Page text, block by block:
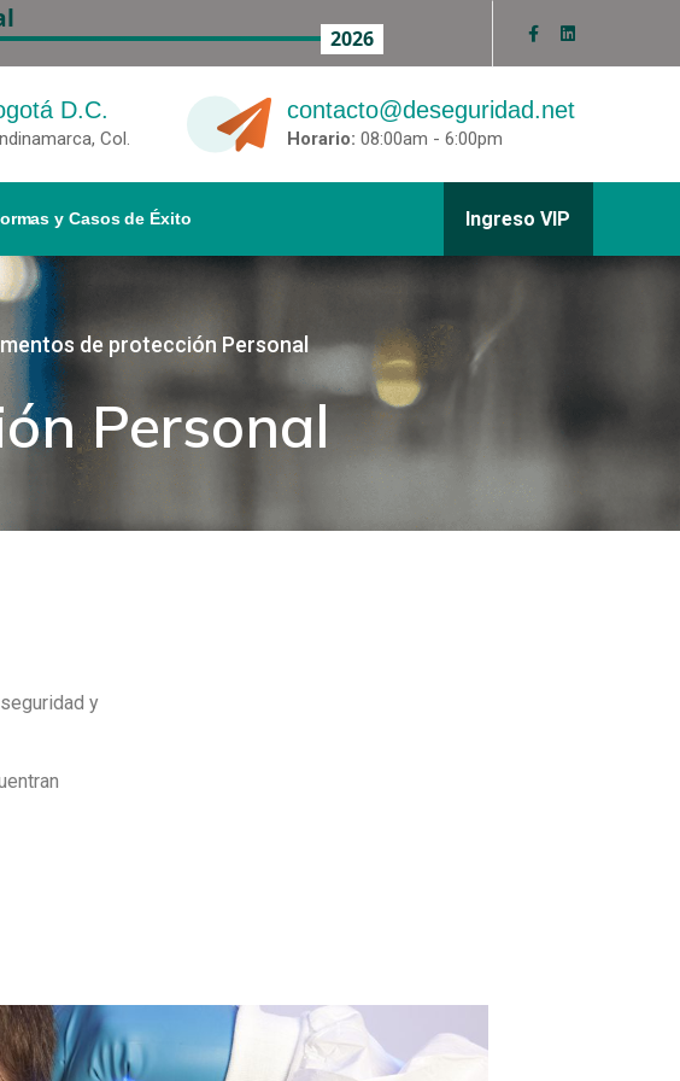
2026
D.C.
Col.
contacto@deseguridad.net
Horario: 08:00am - 6:00pm
y Casos de Éxito Ingreso VIP
de protección Personal
Personal
y